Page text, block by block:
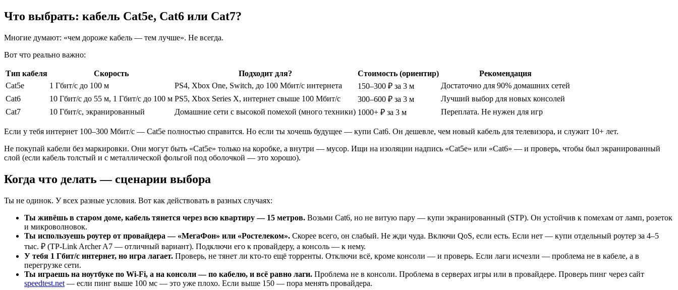
Что выбрать: кабель Cat5e, Cat6 или Cat7?
Многие думают: «чем дороже кабель — тем лучше». Не всегда.
Вот что реально важно:
Тип кабеля Скорость Подходит для? Стоимость (ориентир)
Рекомендация
Cat5e
1 Гбит/с до 100 м PS4, Xbox One, Switch, до 100 Мбит/с интернета 150–300 ₽ за 3 м
Достаточно для 90% домашних сетей
Cat6
10 Гбит/с до 55 м, 1 Гбит/с до 100 м PS5, Xbox Series X, интернет свыше 100 Мбит/с 300–600 ₽ за 3 м
Лучший выбор для новых консолей
Cat7
10 Гбит/с, экранированный Домашние сети с высокой помехой (много техники) 1000+ ₽ за 3 м Переплата. Не нужен для игр
Если у тебя интернет 100–300 Мбит/с — Cat5e полностью справится. Но если ты хочешь будущее — купи Cat6. Он дешевле, чем новый кабель для телевизора, и служит 10+ лет.
Не покупай кабели без маркировки. Они могут быть «Cat5e» только на коробке, а внутри — мусор. Ищи на изоляции надпись «Cat5e» или «Cat6» — и проверь, чтобы был экранированный
слой (если кабель толстый и с металлической фольгой под оболочкой — это хорошо).
Когда что делать — сценарии выбора
Ты не одинок. У всех разные условия. Вот как действовать в разных случаях:
Ты живёшь в старом доме, кабель тянется через всю квартиру — 15 метров. Возьми Cat6, но не витую пару — купи экранированный (STP). Он устойчив к помехам от ламп, розеток
и микроволновок.
Ты используешь роутер от провайдера — «МегаФон» или «Ростелеком». Скорее всего, он слабый. Не жди чуда. Включи QoS, если есть. Если нет — купи отдельный роутер за 4–5
тыс. ₽ (TP-Link Archer A7 — отличный вариант). Подключи его к провайдеру, а консоль — к нему.
У тебя 1 Гбит/с интернет, но игра лагает. Проверь, не тянет ли кто-то ещё торренты. Отключи всё, кроме консоли — и проверь. Если лаги исчезли — проблема не в кабеле, а в
перегрузке сети.
Ты играешь на ноутбуке по Wi-Fi, а на консоли — по кабелю, и всё равно лаги. Проблема не в консоли. Проблема в серверах игры или в провайдере. Проверь пинг через сайт
speedtest.net — если пинг выше 100 мс — это уже плохо. Если выше 150 — пора менять провайдера.